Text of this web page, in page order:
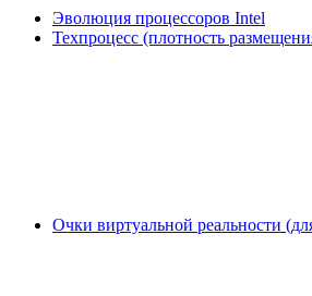
Эволюция процессоров Intel
Техпроцесс (плотность
Очки виртуальной реальности